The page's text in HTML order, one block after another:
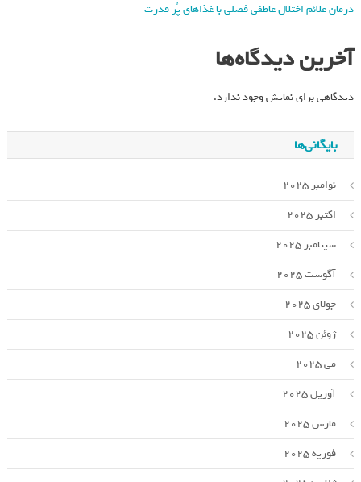
درمان علائم اختلال عاطفی فصلی با غذاهای پُر قدرت
آخرین دیدگاه‌ها
دیدگاهی برای نمایش وجود ندارد.
بایگانی‌ها
نوامبر 2025
اکتبر 2025
سپتامبر 2025
آگوست 2025
جولای 2025
ژوئن 2025
می 2025
آوریل 2025
مارس 2025
فوریه 2025